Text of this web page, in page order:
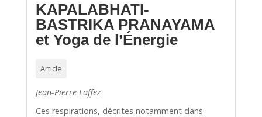
KAPALABHATI-
BASTRIKA PRANAYAMA
et Yoga de l’Énergie
Article
Jean-Pierre Laffez
Ces respirations, décrites notamment dans